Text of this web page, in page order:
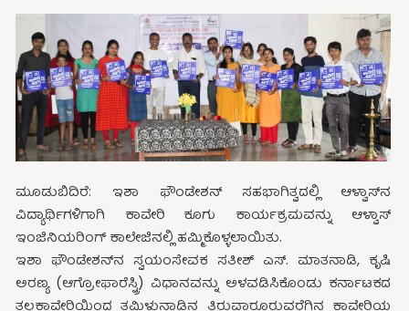
ಮೂಡುಬಿದಿರೆ: ಇಶಾ ಫೌಂಡೇಶನ್ ಸಹಭಾಗಿತ್ವದಲ್ಲಿ ಆಳ್ವಾಸ್‍ನ
ವಿದ್ಯಾರ್ಥಿಗಳಿಗಾಗಿ ಕಾವೇರಿ ಕೂಗು ಕಾರ್ಯಕ್ರಮವನ್ನು ಆಳ್ವಾಸ್
ಇಂಜಿನಿಯರಿಂಗ್ ಕಾಲೇಜಿನಲ್ಲಿ ಹಮ್ಮಿಕೊಳ್ಳಲಾಯಿತು.
ಇಶಾ ಫೌಂಡೇಶನ್‍ನ ಸ್ವಯಂಸೇವಕ ಸತೀಶ್ ಎಸ್. ಮಾತನಾಡಿ, ಕೃಷಿ
ಅರಣ್ಯ (ಆಗ್ರೋಫಾರೆಸ್ಟ್ರಿ) ವಿಧಾನವನ್ನು ಅಳವಡಿಸಿಕೊಂಡು ಕರ್ನಾಟಕದ
ತಲಕಾವೇರಿಯಿಂದ ತಮಿಳುನಾಡಿನ ತಿರುವಾರೂರುವರೆಗಿನ ಕಾವೇರಿಯ